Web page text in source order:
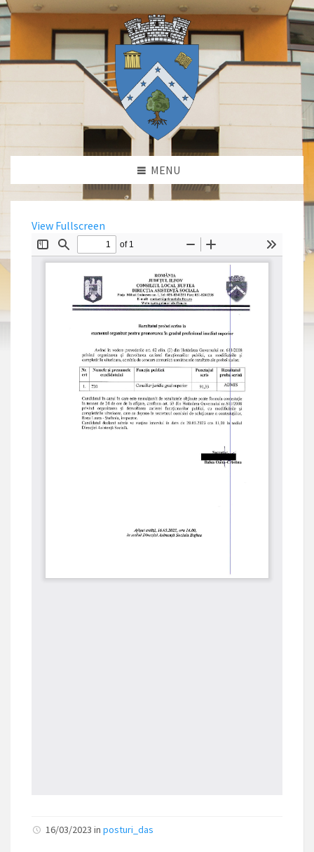
MENU
View Fullscreen
16/03/2023 in posturi_das